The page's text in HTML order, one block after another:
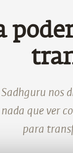
nos
que ver
para